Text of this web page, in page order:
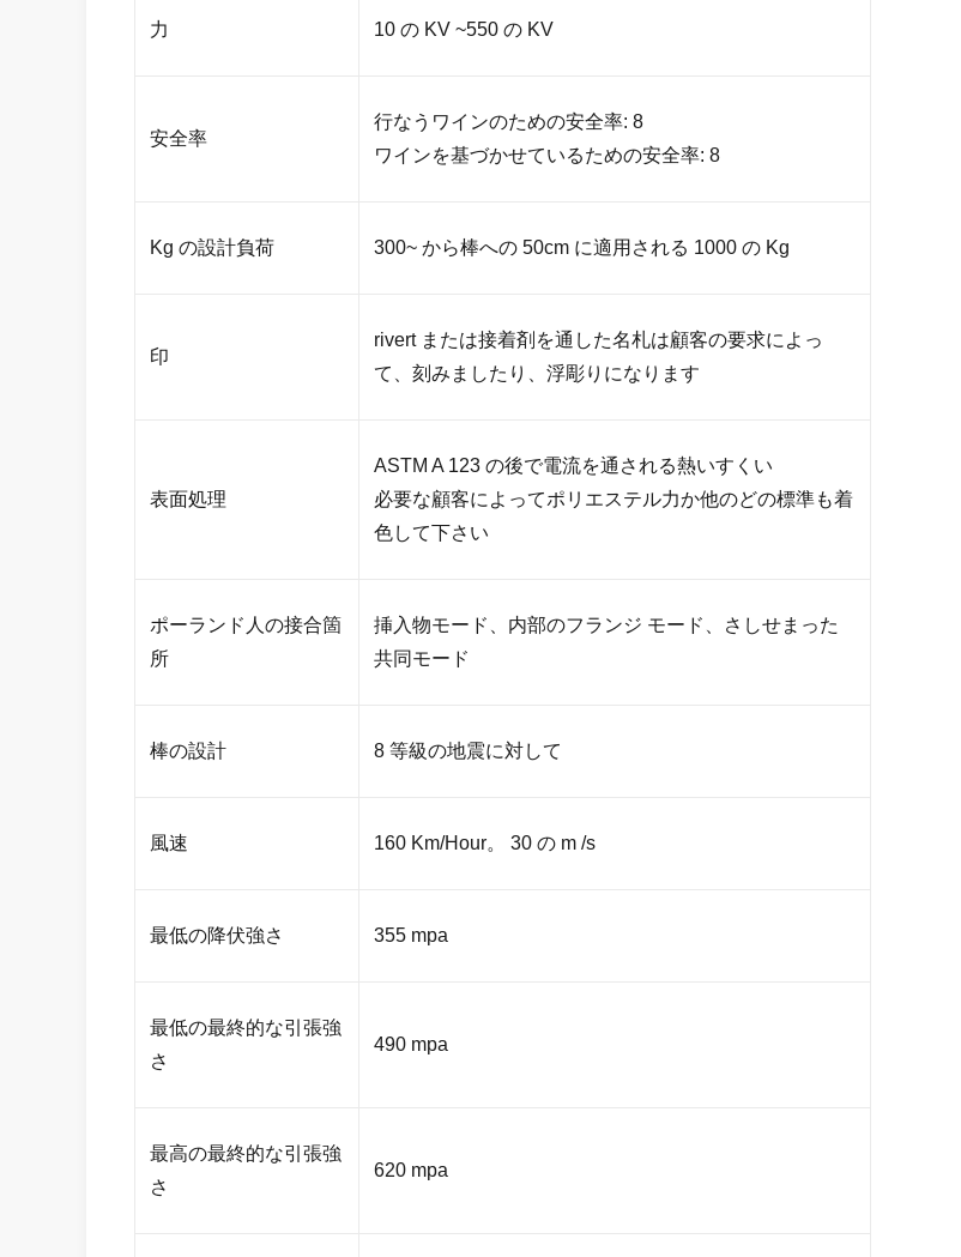
力 10 の KV ~550 の KV
安全率
行なうワインのための安全率: 8
ワインを基づかせているための安全率: 8
Kg の設計負荷 300~ から棒への 50cm に適用される 1000 の Kg
印
rivert または接着剤を通した名札は顧客の要求によっ
て、刻みましたり、浮彫りになります
表面処理
ASTM A 123 の後で電流を通される熱いすくい
必要な顧客によってポリエステル力か他のどの標準も着
色して下さい
ポーランド人の接合箇
所
挿入物モード、内部のフランジ モード、さしせまった
共同モード
棒の設計 8 等級の地震に対して
風速 160 Km/Hour。 30 の m /s
最低の降伏強さ 355 mpa
最低の最終的な引張強
さ
490 mpa
最高の最終的な引張強
さ
620 mpa